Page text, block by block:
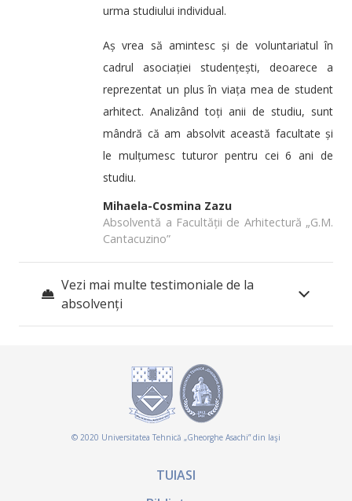
urma studiului individual.
Aș vrea să amintesc și de voluntariatul în
cadrul asociației studențești, deoarece a
reprezentat un plus în viața mea de student
arhitect. Analizând toți anii de studiu, sunt
mândră că am absolvit această facultate și
le mulțumesc tuturor pentru cei 6 ani de
studiu.
Mihaela-Cosmina Zazu
Absolventă a Facultății de Arhitectură „G.M.
Cantacuzino”
Vezi mai multe testimoniale de la
absolvenți
© 2020 Universitatea Tehnică „Gheorghe Asachi” din Iaşi
TUIASI